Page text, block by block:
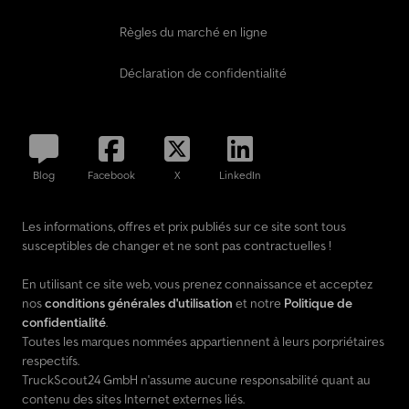
Règles du marché en ligne
Déclaration de confidentialité
Blog Facebook X LinkedIn
Les informations, offres et prix publiés sur ce site sont tous
susceptibles de changer et ne sont pas contractuelles !
En utilisant ce site web, vous prenez connaissance et acceptez
nosconditions générales d'utilisation et notre Politique de
confidentialité.
Toutes les marques nommées appartiennent à leurs porpriétaires
respectifs.
TruckScout24 GmbH n'assume aucune responsabilité quant au
contenu des sites Internet externes liés.